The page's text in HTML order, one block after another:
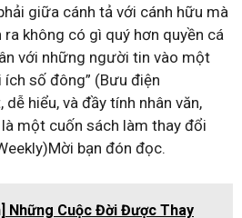
giữa cánh tả với cánh hữu mà
không có gì quý hơn quyền cá
với những người tin vào một
số đông” (Bưu điện
hiểu, và đầy tính nhân văn,
một cuốn sách làm thay đổi
bạn đón đọc.
Những Cuộc Đời Được Thay